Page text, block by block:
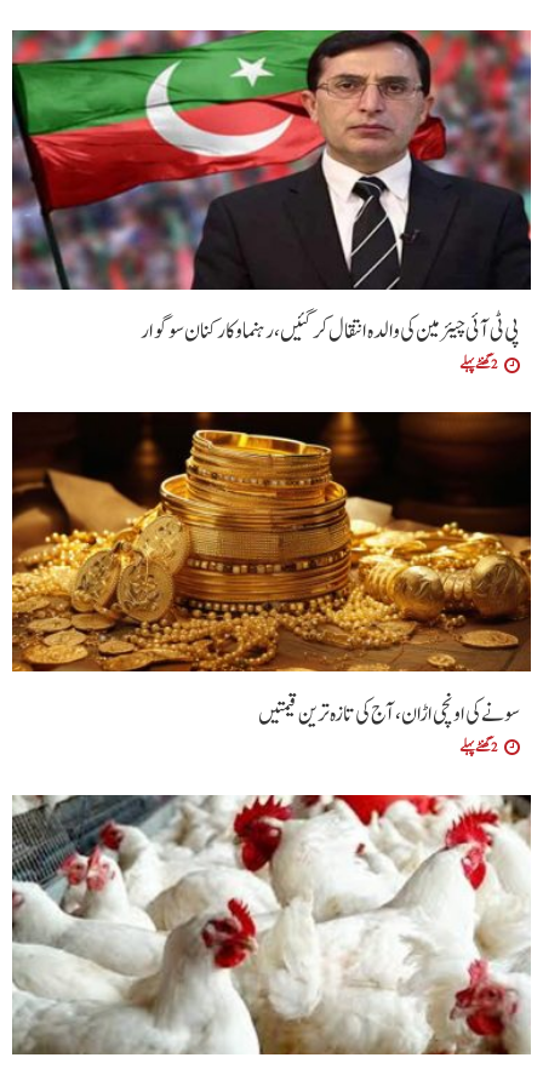
پی ٹی آئی چیئرمین کی والدہ انتقال کرگئیں، رہنما و کارکنان سوگوار
2 گھنٹے پہلے
سونے کی اونچی اڑان، آج کی تازہ ترین قیمتیں
2 گھنٹے پہلے